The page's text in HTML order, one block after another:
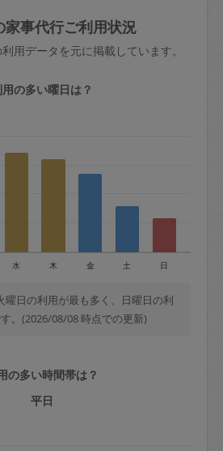
よる当日キャンセル＝依頼
＋交通費全額
時／土曜日午前9時開始の場
よる当日キャンセル＝依頼
＋交通費全額
ャンセルする場合、毎週定
で隔週定期は月1回までキャ
発生します。
害保険の対象外となるので
い。
らも参照ください：初めて
？
家事代行ご利用状況
用データを元に掲載しています。
の多い曜日は？
水 木 金 土 日
曜日の利用が最も多く、日曜日の利
。(2026/08/08 時点での更新)
の多い時間帯は？
平日